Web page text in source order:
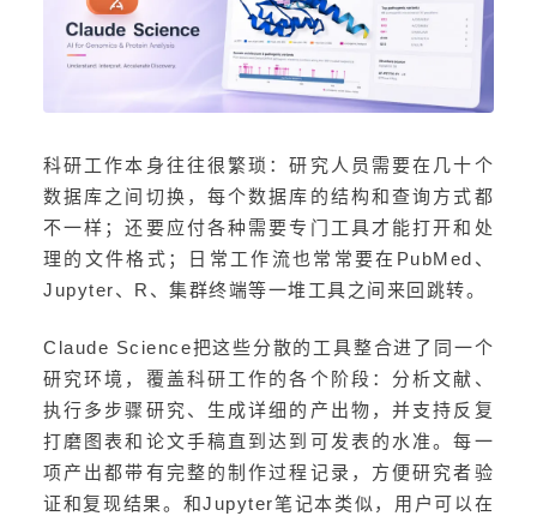
科研工作本身往往很繁琐：研究人员需要在几十个
数据库之间切换，每个数据库的结构和查询方式都
不一样；还要应付各种需要专门工具才能打开和处
理的文件格式；日常工作流也常常要在PubMed、
Jupyter、R、集群终端等一堆工具之间来回跳转。
Claude Science把这些分散的工具整合进了同一个
研究环境，覆盖科研工作的各个阶段：分析文献、
执行多步骤研究、生成详细的产出物，并支持反复
打磨图表和论文手稿直到达到可发表的水准。每一
项产出都带有完整的制作过程记录，方便研究者验
证和复现结果。和Jupyter笔记本类似，用户可以在